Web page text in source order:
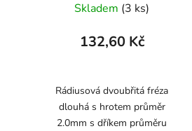
Skladem (3 ks)
132,60 Kč
Rádiusová dvoubřitá fréza
dlouhá s hrotem průměr
2.0mm s dříkem průměru